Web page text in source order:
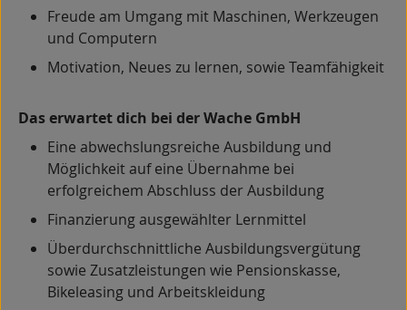
Freude am Umgang mit Maschinen, Werkzeugen
und Computern
Motivation, Neues zu lernen, sowie Teamfähigkeit
Das erwartet dich bei der Wache GmbH
Eine abwechslungsreiche Ausbildung und
Möglichkeit auf eine Übernahme bei
erfolgreichem Abschluss der Ausbildung
Finanzierung ausgewählter Lernmittel
Überdurchschnittliche Ausbildungsvergütung
sowie Zusatzleistungen wie Pensionskasse,
Bikeleasing und Arbeitskleidung